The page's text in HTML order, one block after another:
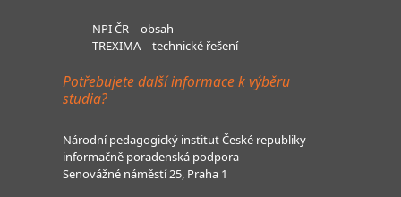
NPI ČR – obsah
TREXIMA – technické řešení
Potřebujete další informace k výběru
studia?
Národní pedagogický institut České republiky
informačně poradenská podpora
Senovážné náměstí 25, Praha 1